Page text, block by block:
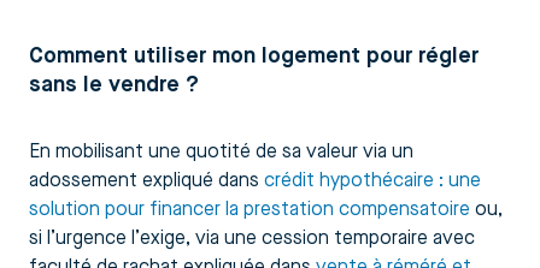
Comment utiliser mon logement pour régler
sans le vendre ?
En mobilisant une quotité de sa valeur via un
adossement expliqué dans crédit hypothécaire : une
solution pour financer la prestation compensatoire ou,
si l’urgence l’exige, via une cession temporaire avec